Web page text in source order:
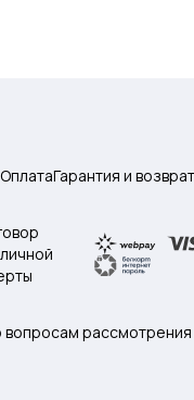
ОплатаГарантия и возврат